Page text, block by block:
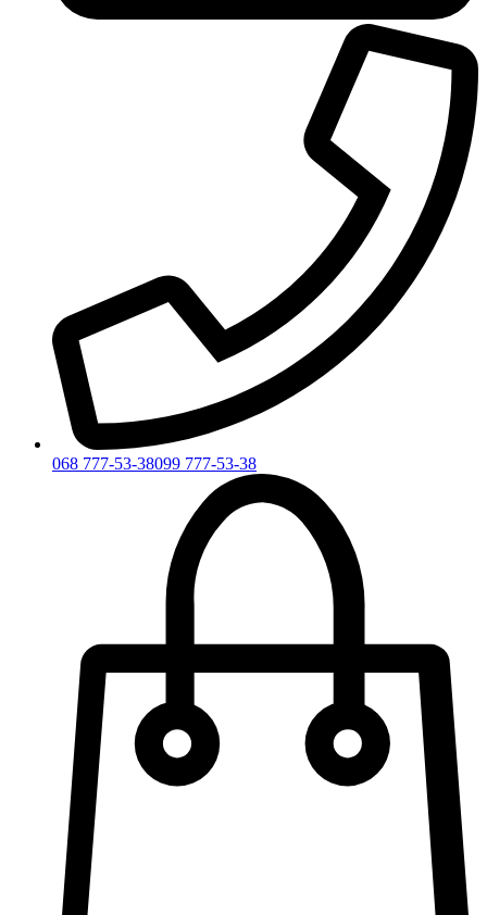
068 777-53-38099 777-53-38